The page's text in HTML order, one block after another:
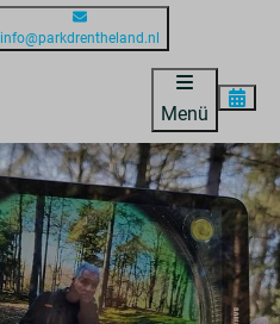
info@parkdrentheland.nl
Menü